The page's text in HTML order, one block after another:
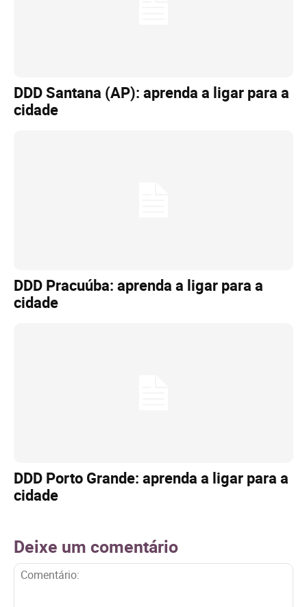
DDD Santana (AP): aprenda a ligar para a
cidade
DDD Pracuúba: aprenda a ligar para a
cidade
DDD Porto Grande: aprenda a ligar para a
cidade
Deixe um comentário